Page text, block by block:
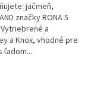
jačmeň,
značky RONA 5
a
a Knox, vhodné pre
ľadom...